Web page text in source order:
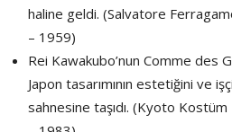
haline geldi. (Salvatore
– 1959)
Rei Kawakubo’nun Comme des
Japon tasarımının estetiğini ve
sahnesine taşıdı. (Kyoto